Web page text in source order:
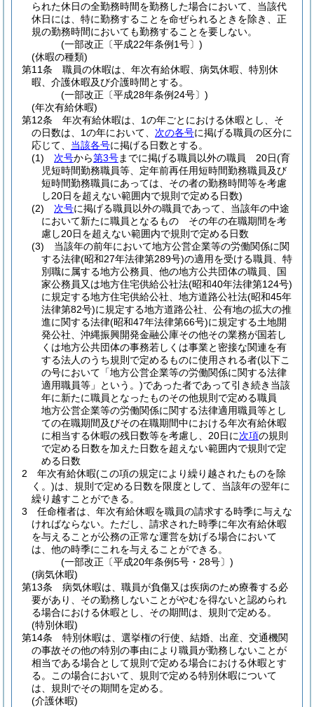
られた休日の全勤務時間を勤務した場合において、当該代
休日には、特に勤務することを命ぜられるときを除き、正
規の勤務時間においても勤務することを要しない。
(一部改正〔平成22年条例1号〕)
(休暇の種類)
第11条
職員の休暇は、年次有給休暇、病気休暇、特別休
暇、介護休暇及び介護時間とする。
(一部改正〔平成28年条例24号〕)
(年次有給休暇)
第12条
年次有給休暇は、1の年ごとにおける休暇とし、そ
の日数は、1の年において、 次の各号に掲げる職員の区分に
応じて、 当該各号に掲げる日数とする。
(1)
次号から第3号までに掲げる職員以外の職員 20日(育
児短時間勤務職員等、定年前再任用短時間勤務職員及び
短時間勤務職員にあっては、その者の勤務時間等を考慮
し20日を超えない範囲内で規則で定める日数)
(2)
次号に掲げる職員以外の職員であって、当該年の中途
において新たに職員となるもの その年の在職期間を考
慮し20日を超えない範囲内で規則で定める日数
(3)
当該年の前年において地方公営企業等の労働関係に関
する法律(昭和27年法律第289号)の適用を受ける職員、特
別職に属する地方公務員、他の地方公共団体の職員、国
家公務員又は地方住宅供給公社法(昭和40年法律第124号)
に規定する地方住宅供給公社、地方道路公社法(昭和45年
法律第82号)に規定する地方道路公社、公有地の拡大の推
進に関する法律(昭和47年法律第66号)に規定する土地開
発公社、沖縄振興開発金融公庫その他その業務が国若し
くは地方公共団体の事務若しくは事業と密接な関連を有
する法人のうち規則で定めるものに使用される者(以下こ
の号において「地方公営企業等の労働関係に関する法律
適用職員等」という。)であった者であって引き続き当該
年に新たに職員となったものその他規則で定める職員
地方公営企業等の労働関係に関する法律適用職員等とし
ての在職期間及びその在職期間中における年次有給休暇
に相当する休暇の残日数等を考慮し、20日に次項の規則
で定める日数を加えた日数を超えない範囲内で規則で定
める日数
2
年次有給休暇(この項の規定により繰り越されたものを除
く。)は、規則で定める日数を限度として、当該年の翌年に
繰り越すことができる。
3
任命権者は、年次有給休暇を職員の請求する時季に与えな
ければならない。 ただし、請求された時季に年次有給休暇
を与えることが公務の正常な運営を妨げる場合において
は、他の時季にこれを与えることができる。
(一部改正〔平成20年条例5号・28号〕)
(病気休暇)
第13条
病気休暇は、職員が負傷又は疾病のため療養する必
要があり、その勤務しないことがやむを得ないと認められ
る場合における休暇とし、その期間は、規則で定める。
(特別休暇)
第14条
特別休暇は、選挙権の行使、結婚、出産、交通機関
の事故その他の特別の事由により職員が勤務しないことが
相当である場合として規則で定める場合における休暇とす
る。
この場合において、規則で定める特別休暇について
は、規則でその期間を定める。
(介護休暇)